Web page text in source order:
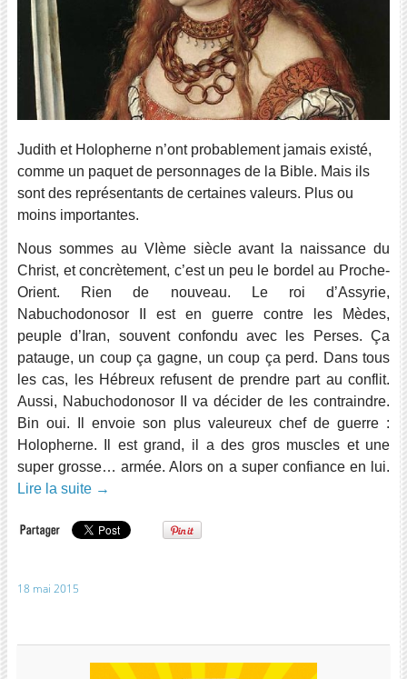
Judith et Holopherne n’ont probablement jamais existé,
comme un paquet de personnages de la Bible. Mais ils
sont des représentants de certaines valeurs. Plus ou
moins importantes.
Nous sommes au VIème siècle avant la naissance du
Christ, et concrètement, c’est un peu le bordel au Proche-
Orient. Rien de nouveau. Le roi d’Assyrie,
Nabuchodonosor II est en guerre contre les Mèdes,
peuple d’Iran, souvent confondu avec les Perses. Ça
patauge, un coup ça gagne, un coup ça perd. Dans tous
les cas, les Hébreux refusent de prendre part au conflit.
Aussi, Nabuchodonosor II va décider de les contraindre.
Bin oui. Il envoie son plus valeureux chef de guerre :
Holopherne. Il est grand, il a des gros muscles et une
super grosse… armée. Alors on a super confiance en lui.
Lire la suite →
18 mai 2015